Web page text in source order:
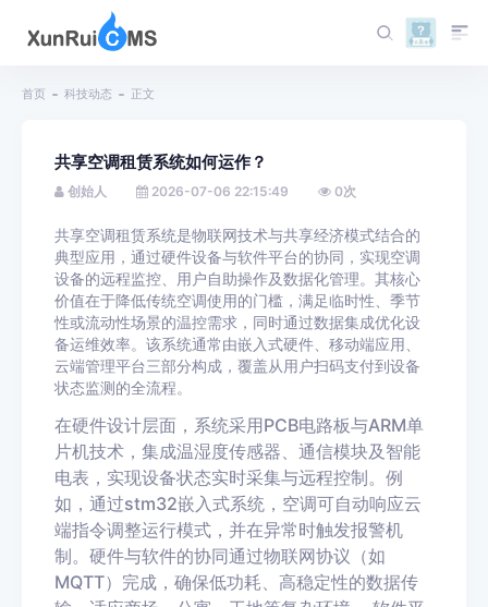
首页 科技动态 正文
共享空调租赁系统如何运作？
创始人 2026-07-06 22:15:49 0次
共享空调租赁系统是物联网技术与共享经济模式结合的
典型应用，通过硬件设备与软件平台的协同，实现空调
设备的远程监控、用户自助操作及数据化管理。其核心
价值在于降低传统空调使用的门槛，满足临时性、季节
性或流动性场景的温控需求，同时通过数据集成优化设
备运维效率。该系统通常由嵌入式硬件、移动端应用、
云端管理平台三部分构成，覆盖从用户扫码支付到设备
状态监测的全流程。
在硬件设计层面，系统采用PCB电路板与ARM单
片机技术，集成温湿度传感器、通信模块及智能
电表，实现设备状态实时采集与远程控制。例
如，通过stm32嵌入式系统，空调可自动响应云
端指令调整运行模式，并在异常时触发报警机
制。硬件与软件的协同通过物联网协议（如
MQTT）完成，确保低功耗、高稳定性的数据传